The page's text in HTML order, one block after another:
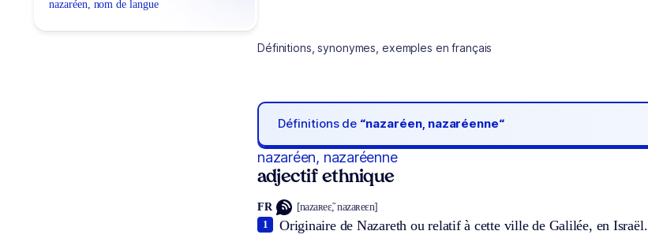
nazaréen, nom de langue
Définitions, synonymes, exemples en français
Définitions de “nazaréen, nazaréenne“
nazaréen, nazaréenne
adjectif ethnique
FR [nazaʀeɛ̃, nazaʀeɛn]
Originaire de Nazareth ou relatif à cette ville de Galilée, en Israël.
1